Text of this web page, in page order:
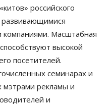
российского
развивающимися
Масштабная
высокой
посетителей.
семинарах и
мэтрами рекламы и
и